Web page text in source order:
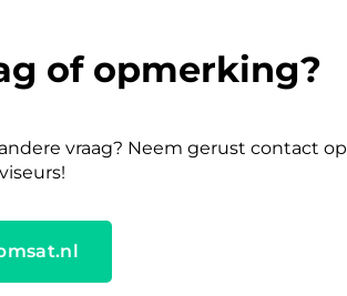
of opmerking?
vraag? Neem gerust contact op